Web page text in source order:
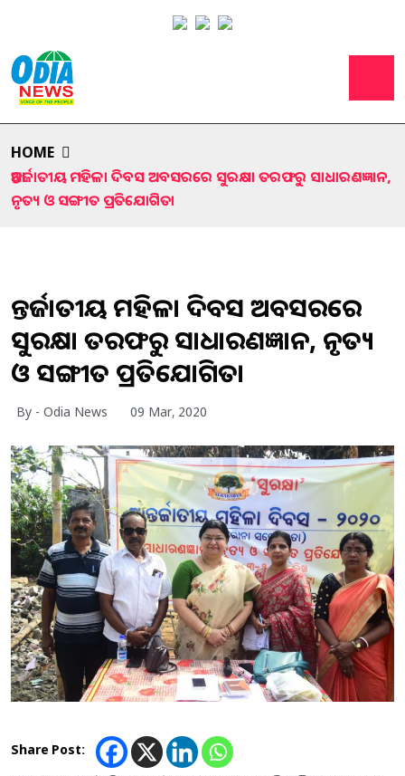
HOME
ଆନ୍ତର୍ଜାତୀୟ ମହିଳା ଦିବସ ଅବସରରେ ସୁରକ୍ଷା ତରଫରୁ ସାଧାରଣଜ୍ଞାନ,
ନୃତ୍ୟ ଓ ସଙ୍ଗୀତ ପ୍ରତିଯୋଗିତା
ଆନ୍ତର୍ଜାତୀୟ ମହିଳା ଦିବସ ଅବସରରେ
ସୁରକ୍ଷା ତରଫରୁ ସାଧାରଣଜ୍ଞାନ, ନୃତ୍ୟ
ଓ ସଙ୍ଗୀତ ପ୍ରତିଯୋଗିତା
By - Odia News 09 Mar, 2020
Share Post: